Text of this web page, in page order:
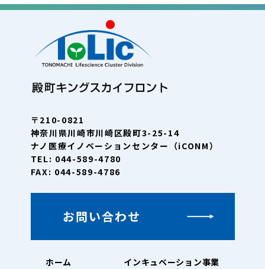
〒210-0821
神奈川県川崎市川崎区殿町3-25-14
ナノ医療イノベーションセンター（iCONM）
TEL: 044-589-4780
FAX: 044-589-4786
お問い合わせ
ホーム インキュベーション事業